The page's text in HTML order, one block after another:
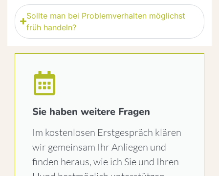
Sollte man bei Problemverhalten möglichst
früh handeln?
Sie haben weitere Fragen
Im kostenlosen Erstgespräch klären
wir gemeinsam Ihr Anliegen und
finden heraus, wie ich Sie und Ihren